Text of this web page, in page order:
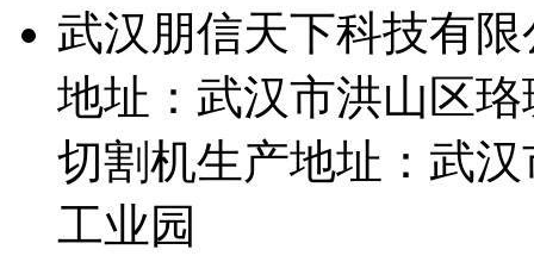
武汉朋信天下科技有
地址：武汉市洪山区
切割机生产地址：武
工业园